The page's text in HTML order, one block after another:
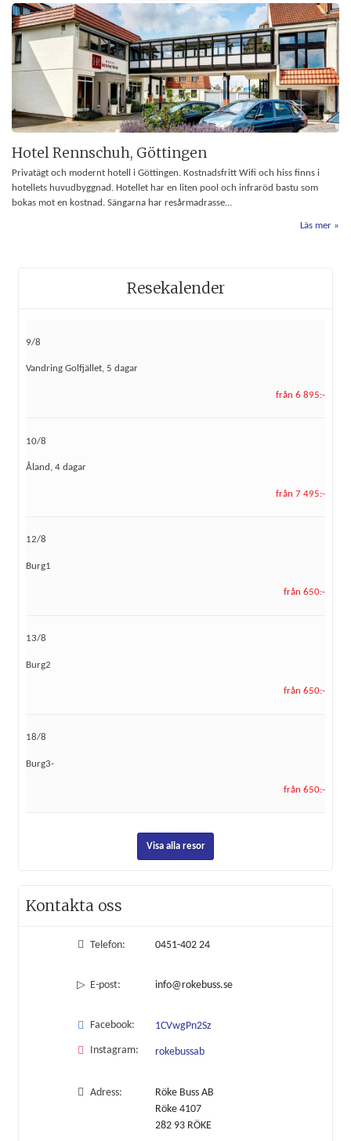
Hotel Rennschuh, Göttingen
Privatägt och modernt hotell i Göttingen. Kostnadsfritt Wifi och hiss finns i
hotellets huvudbyggnad. Hotellet har en liten pool och infraröd bastu som
bokas mot en kostnad. Sängarna har resårmadrasse...
Läs mer
Resekalender
9/8
Vandring Golfjället, 5 dagar
från 6 895:-
10/8
Åland, 4 dagar
från 7 495:-
12/8
Burg1
från 650:-
13/8
Burg2
från 650:-
18/8
Burg3-
från 650:-
Visa alla resor
Kontakta oss
Telefon: 0451-402 24
E-post: info@rokebuss.se
Facebook: 1CVwgPn2Sz
Instagram: rokebussab
Adress:
Röke Buss AB
Röke 4107
282 93 RÖKE